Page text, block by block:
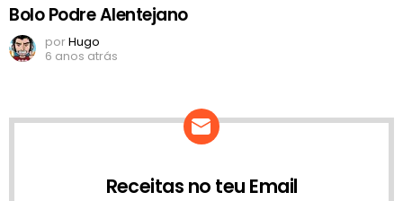
Bolo Podre Alentejano
porHugo
6 anos atrás
Receitas no teu Email